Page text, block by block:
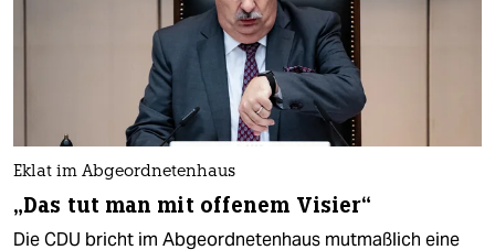
Eklat im Abgeordnetenhaus
„Das tut man mit offenem Visier“
Die CDU bricht im Abgeordnetenhaus mutmaßlich eine